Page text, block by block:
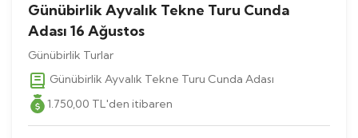
Günübirlik Ayvalık Tekne Turu Cunda
Adası 16 Ağustos
Günübirlik Turlar
Günübirlik Ayvalık Tekne Turu Cunda Adası
1.750,00 TL'den itibaren